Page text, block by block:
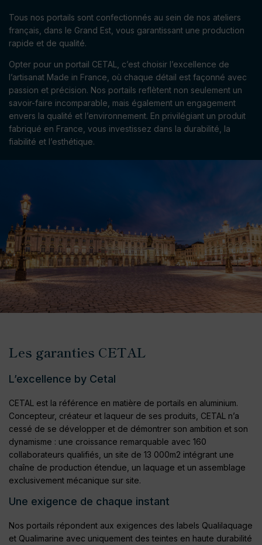
Tous nos portails sont confectionnés au sein de nos ateliers
français, dans le Grand Est, vous garantissant une production
rapide et de qualité.
Opter pour un portail CETAL, c’est choisir l’excellence de
l’artisanat Made in France, où chaque détail est façonné avec
passion et précision. Nos portails reflètent non seulement un
savoir-faire incomparable, mais également un engagement
envers la qualité et l’environnement. En privilégiant un produit
fabriqué en France, vous investissez dans la durabilité, la
fiabilité et l’esthétique.
Les garanties CETAL
L’excellence by Cetal
CETAL est la référence en matière de portails en aluminium.
Concepteur, créateur et laqueur de ses produits, CETAL n’a
cessé de se développer et de démontrer son ambition et son
dynamisme : une croissance remarquable avec 160
collaborateurs qualifiés, un site de 13 000m2 intégrant une
chaîne de production étendue, un laquage et un assemblage
exclusivement mécanique sur site.
Une exigence de chaque instant
Nos portails répondent aux exigences des labels Qualilaquage
et Qualimarine avec uniquement des teintes en haute durabilité